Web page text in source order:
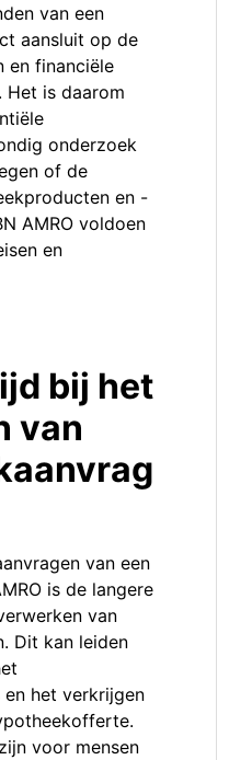
van een
aansluit op de
en financiële
Het is daarom
onderzoek
of de
en -
AMRO voldoen
en
bij het
van
van een
is de langere
van
Dit kan leiden
het verkrijgen
voor mensen